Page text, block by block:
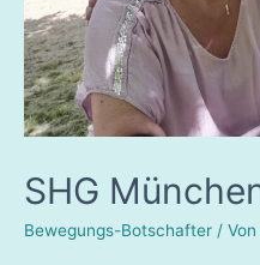
SHG
Bewegungs-Botschafter / Von